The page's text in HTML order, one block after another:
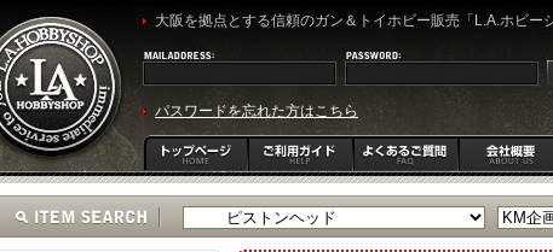
大阪を拠点とする信頼のガン＆トイホビー販売「L.A.ホビー
パスワードを忘れた方はこちら